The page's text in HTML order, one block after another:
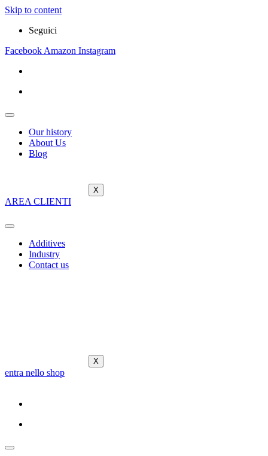
Skip to content
Seguici
Facebook Amazon Instagram
Our history
About Us
Blog
X
AREA CLIENTI
Additives
Industry
Contact us
X
entra nello shop